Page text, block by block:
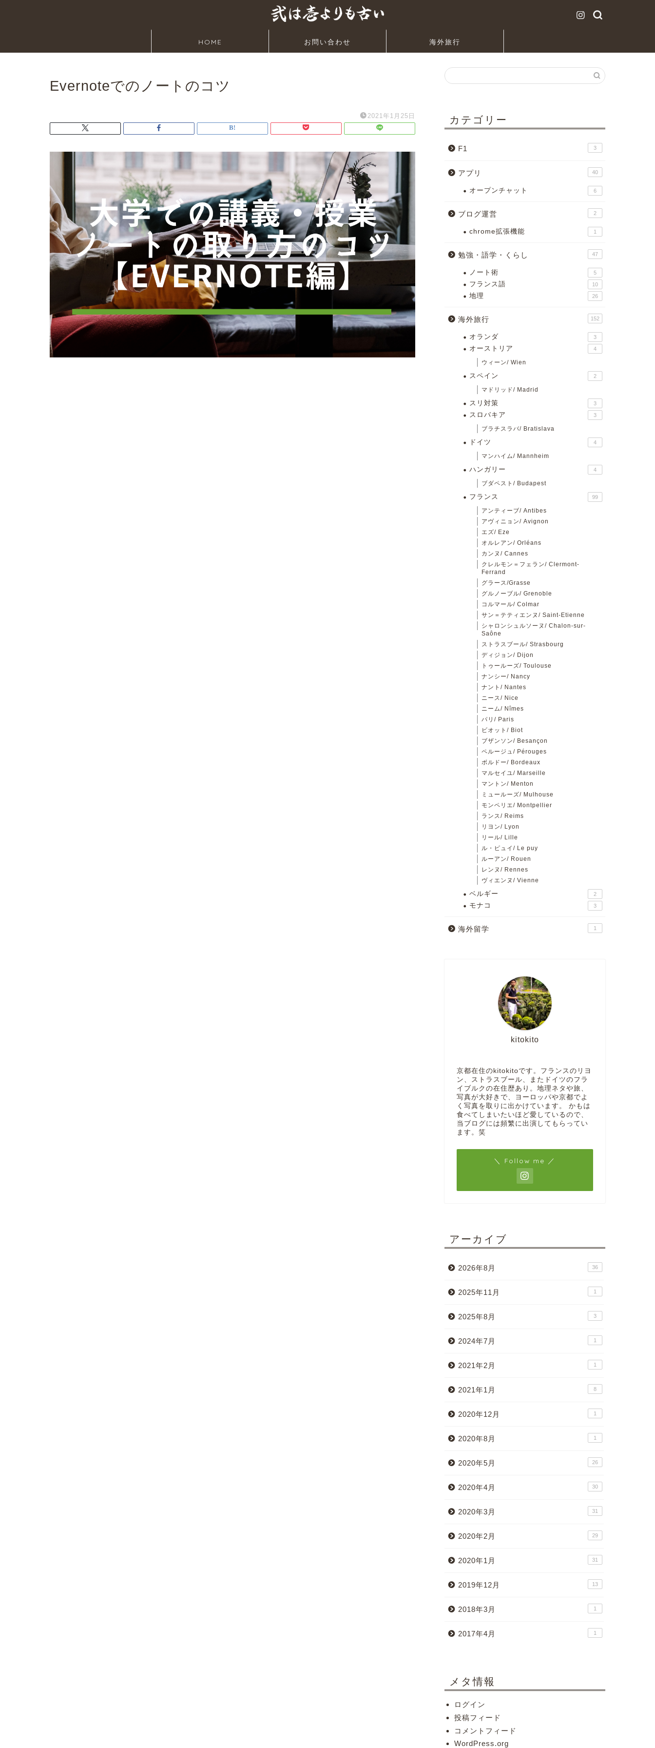
HOME お問い合わせ 海外旅行
Evernoteでのノートのコツ
2021年1月25日 カテゴリー
F1 3
アプリ 40
オープンチャット 6
ブログ運営 2
chrome拡張機能 1
勉強・語学・くらし 47
ノート術 5
フランス語 10
地理 26
海外旅行 152
オランダ 3
オーストリア 4
ウィーン/ Wien
スペイン 2
マドリッド/ Madrid
スリ対策 3
スロバキア 3
ブラチスラバ/ Bratislava
ドイツ 4
マンハイム/ Mannheim
ハンガリー 4
ブダペスト/ Budapest
フランス 99
アンティーブ/ Antibes
アヴィニョン/ Avignon
エズ/ Eze
オルレアン/ Orléans
カンヌ/ Cannes
クレルモン＝フェラン/ Clermont-
Ferrand
グラース/Grasse
グルノーブル/ Grenoble
コルマール/ Colmar
サン＝テティエンヌ/ Saint-Etienne
シャロンシュルソーヌ/ Chalon-sur-
Saône
ストラスブール/ Strasbourg
ディジョン/ Dijon
トゥールーズ/ Toulouse
ナンシー/ Nancy
ナント/ Nantes
ニース/ Nice
ニーム/ Nîmes
パリ/ Paris
ビオット/ Biot
ブザンソン/ Besançon
ペルージュ/ Pérouges
ボルドー/ Bordeaux
マルセイユ/ Marseille
マントン/ Menton
ミュールーズ/ Mulhouse
モンペリエ/ Montpellier
ランス/ Reims
リヨン/ Lyon
リール/ Lille
ル・ピュイ/ Le puy
ルーアン/ Rouen
レンヌ/ Rennes
ヴィエンヌ/ Vienne
ベルギー 2
モナコ 3
海外留学 1
kitokito
京都在住のkitokitoです。フランスのリヨ
ン、ストラスブール、またドイツのフラ
イブルクの在住歴あり。地理ネタや旅、
写真が大好きで、ヨーロッパや京都でよ
く写真を取りに出かけています。 かもは
食べてしまいたいほど愛しているので、
当ブログには頻繁に出演してもらってい
ます。笑
＼ Follow me ／
アーカイブ
2026年8月 36
2025年11月 1
2025年8月 3
2024年7月 1
2021年2月 1
2021年1月 8
2020年12月 1
2020年8月 1
2020年5月 26
2020年4月 30
2020年3月 31
2020年2月 29
2020年1月 31
2019年12月 13
2018年3月 1
2017年4月 1
メタ情報
ログイン
投稿フィード
コメントフィード
WordPress.org